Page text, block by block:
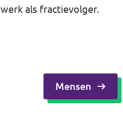
als fractievolger.
Mensen